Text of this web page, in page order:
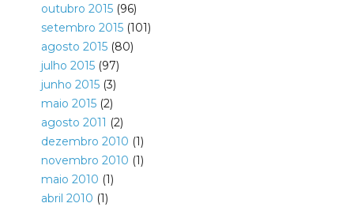
outubro 2015(96)
setembro 2015(101)
agosto 2015(80)
julho 2015(97)
junho 2015(3)
maio 2015(2)
agosto 2011 (2)
dezembro 2010 (1)
novembro 2010 (1)
maio 2010 (1)
abril 2010 (1)